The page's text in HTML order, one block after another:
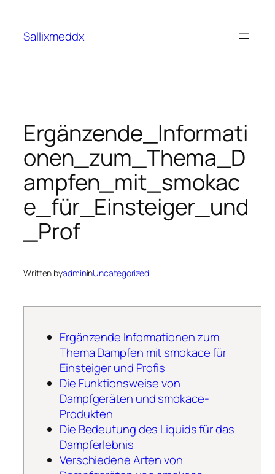
Sallixmeddx
Ergänzende_Informati
onen_zum_Thema_D
ampfen_mit_smokac
e_für_Einsteiger_und
_Prof
Written byadmininUncategorized
Ergänzende Informationen zum
Thema Dampfen mit smokace für
Einsteiger und Profis
Die Funktionsweise von
Dampfgeräten und smokace-
Produkten
Die Bedeutung des Liquids für das
Dampferlebnis
Verschiedene Arten von